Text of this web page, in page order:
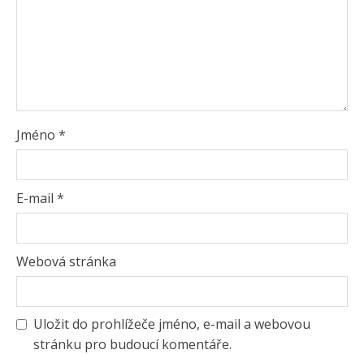
Jméno *
E-mail *
Webová stránka
Uložit do prohlížeče jméno, e-mail a webovou
stránku pro budoucí komentáře.